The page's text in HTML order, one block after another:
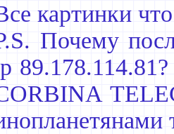
картинки
Почему